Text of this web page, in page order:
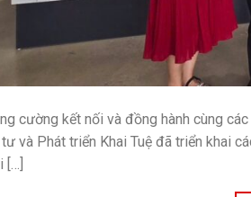
cường kết nối và đồng hành cùng
và Phát triển Khai Tuệ đã triển khai
[…]